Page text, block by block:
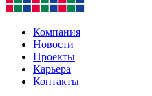
Компания
Новости
Проекты
Карьера
Контакты